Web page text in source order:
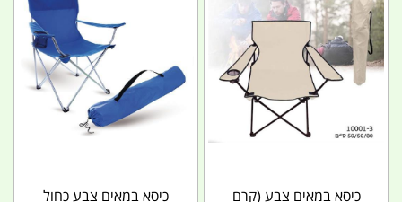
כיסא במאים צבע (קרם כיסא במאים צבע כחול